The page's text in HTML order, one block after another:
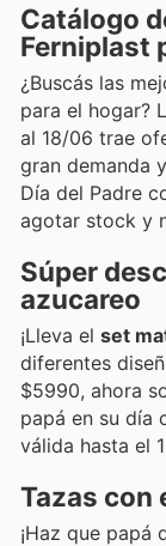
Catálogo
Ferniplast
¿Buscás las
para el hogar?
al 18/06 trae
gran demanda
Día del Padre
agotar stock y
Súper
azucareo
¡Lleva el set
diferentes
$5990, ahora
papá en su día
válida hasta el
Tazas con
¡Haz que papá